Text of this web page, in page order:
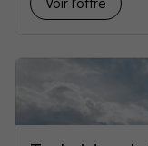
Voir l’offre